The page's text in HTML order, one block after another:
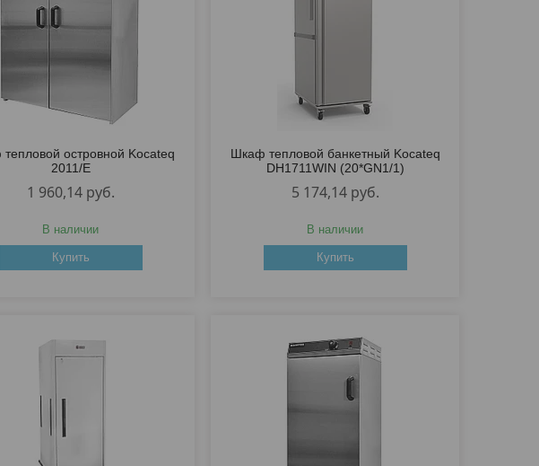
островной Kocateq
2011/E
1 960,14 руб.
В наличии
Купить
Шкаф тепловой банкетный Kocateq
DH1711WIN (20*GN1/1)
5 174,14 руб.
В наличии
Купить